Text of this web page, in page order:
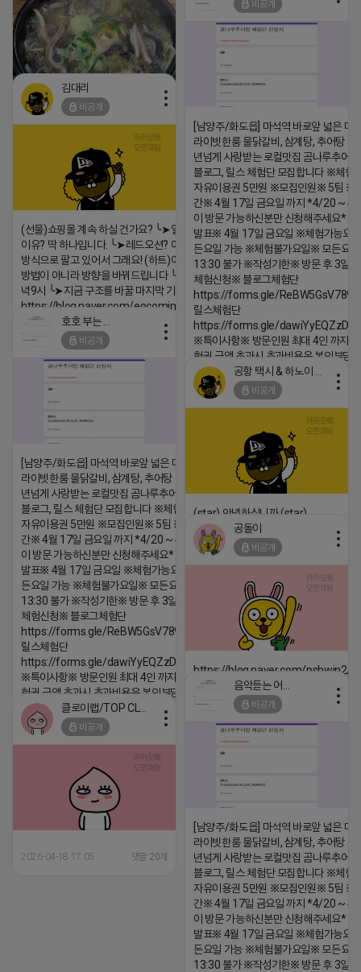
https://m.blog.naver.com/wlgus1647/224253846149
2026-04-18 17:23
비공개
[남양주/화도읍] 마석역 바로앞 넓은 매
라이빗한룸 물닭갈비, 삼계탕, 추어탕 맛
년넘게 사랑받는 로컬맛집 곰나루추어
블로그, 릴스 체험단 모집합니다 ※체험
자유이용권 5만원 ※모집인원※ 5팀 ※
간※ 4월 17일 금요일 까지 *4/20 ~ 4/
이 방문 가능하신분만 신청해주세요* ※
발표※ 4월 17일 금요일 ※체험가능요
든요일 가능 ※체험불가요일※ 모든요
13:30 불가 ※작성기한※ 방문 후 3일
체험신청※ 블로그체험단
https://forms.gle/
릴스체험단
https://forms.gle/
※특이사항※ 방문인원 최대 4인 까지
험권 금액 초과시 초과비용은 본인부담
2026-04-18 17:18
김대리
비공개
(선물)쇼핑몰 계속 하실 건가요? ╰➤열심히 해도 안되는
이유? 딱 하나입니다. ╰➤레드오션? 아니요! ╰➤모두 같은
방식으로 팔고 있어서 그래요! (하트)이번엔 다릅니다. ╰➤
방법이 아니라 방향을 바꿔드립니다 ╰➤4월 21일(화) 저
녁9시 ╰➤지금 구조를 바꿀 마지막 기회
https://blog.naver.com/eocomim/224250518436
2026-04-18 17:15
비공개
[남양주/화도읍] 마석역 바로앞 넓은 매장과, 프
라이빗한룸 물닭갈비, 삼계탕, 추어탕 맛집 10
년넘게 사랑받는 로컬맛집 곰나루추어탕에서
블로그, 릴스 체험단 모집합니다 ※체험메뉴※
자유이용권 5만원 ※모집인원※ 5팀 ※모집기
간※ 4월 17일 금요일 까지 *4/20 ~ 4/26 사
이 방문 가능하신분만 신청해주세요* ※체험단
발표※ 4월 17일 금요일 ※체험가능요일※ 모
든요일 가능 ※체험불가요일※ 모든요일 12 ~
13:30 불가 ※작성기한※ 방문 후 3일 이내 ※
체험신청※ 블로그체험단
https://forms.gle/ReBW5GsV789ur2Pz6
릴스체험단
https://forms.gle/dawiYyEQZzDdqf8W8
※특이사항※ 방문인원 최대 4인 까지 가능 체
험권 금액 초과시 초과비용은 본인부담입니다.
2026-04-18 17:13
비공개
(star) 안녕하십니까 (star)
2026-04-18 17:12
공돌이
비공개
https://blog.naver.com/pshwin2/
2026-04-18 17:12
비공개
[남양주/화도읍] 마석역 바로앞 넓은 매
라이빗한룸 물닭갈비, 삼계탕, 추어탕 맛
년넘게 사랑받는 로컬맛집 곰나루추어
블로그, 릴스 체험단 모집합니다 ※체험
자유이용권 5만원 ※모집인원※ 5팀 ※
간※ 4월 17일 금요일 까지 *4/20 ~ 4/
이 방문 가능하신분만 신청해주세요* ※
발표※ 4월 17일 금요일 ※체험가능요
든요일 가능 ※체험불가요일※ 모든요
13:30 불가 ※작성기한※ 방문 후 3일
비공개
2026-04-18 17:05 댓글:20개